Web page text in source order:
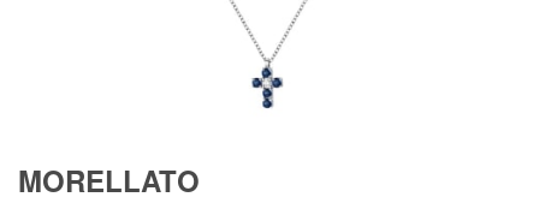
MORELLATO